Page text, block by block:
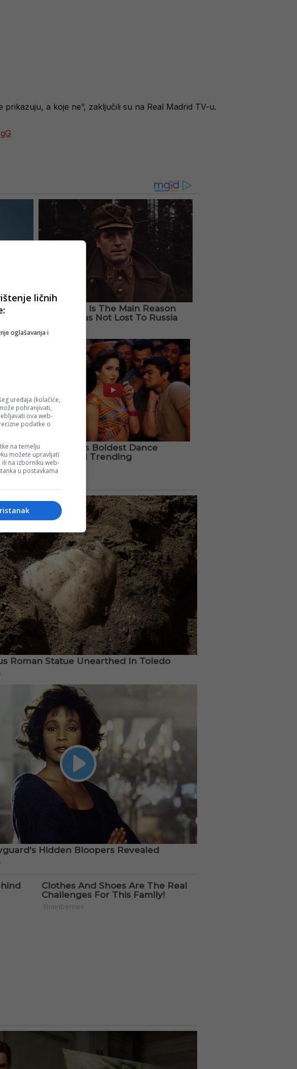
a koje ne”, zaključili su na Real Madrid TV-u.
ličnih
oglašavanja i
uređaja (kolačiće,
pohranjivati,
ova web-
podatke o
na temelju
možete upravljati
na izborniku web-
u postavkama